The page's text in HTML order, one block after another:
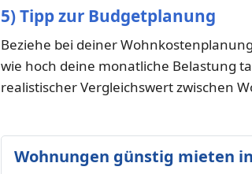
5) Tipp zur Budgetplanung
Beziehe bei deiner
wie hoch deine monatliche Belastung
realistischer Vergleichswert zwischen
Wohnungen günstig mieten